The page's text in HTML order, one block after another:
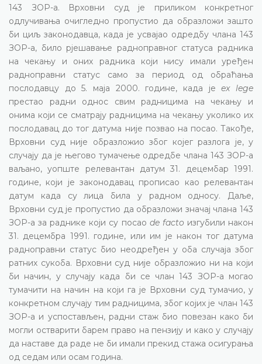
143 ЗОР-а. Врховни суд је приликом конкретног
одлучивања очигледно пропустио да образложи зашто
би циљ законодавца, када је усвајао одредбу члана 143
ЗОР-а, било рјешавање радноправног статуса радника
на чекању и оних радника који нису имали уређен
радноправни статус само за период од обраћања
послодавцу до 5. маја 2000. године, када јеex lege
престао радни однос свим радницима на чекању и
онима који се сматрају радницима на чекању уколико их
послодавац до тог датума није позвао на посао. Такође,
Врховни суд није образложио због којег разлога је, у
случају да је његово тумачење одредбе члана 143 ЗОР-а
ваљано, уопште релевантан датум 31. децембар 1991.
године, који је законодавац прописао као релевантан
датум када су лица била у радном односу. Даље,
Врховни суд је пропустио да образложи значај члана 143
ЗОР-а за раднике који су посао de facto изгубили након
31. децембра 1991. године, или им је након тог датума
радноправни статус био неодређен у оба случаја због
ратних сукоба. Врховни суд није образложио ни на који
би начин, у случају када би се члан 143 ЗОР-а могао
тумачити на начин на који га је Врховни суд тумачио, у
конкретном случају тим радницима, због којих је члан 143
ЗОР-а и успостављен, радни стаж био повезан како би
могли остварити барем право на пензију и како у случају
да наставе да раде не би имали прекид стажа осигурања
од седам или осам година.